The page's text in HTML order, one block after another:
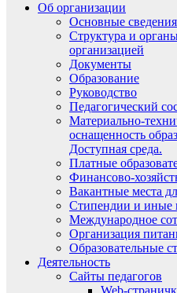
Об организации
Основные сведения
Структура и
организацией
Документы
Образование
Руководство
Педагогический
Материально-
оснащенность
Доступная среда.
Платные
Финансово-
Вакантные места
Стипендии и иные
Международное
Организация
Образовательные
Деятельность
Сайты педагогов
Web-